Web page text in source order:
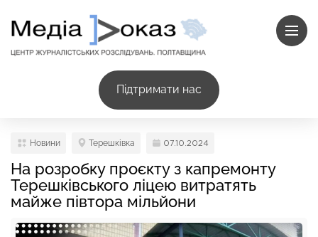
Підтримати нас
Новини Терешківка 07.10.2024
На розробку проєкту з капремонту
Терешківського ліцею витратять
майже півтора мільйони